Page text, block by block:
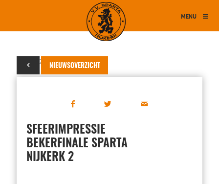
MENU
NIEUWSOVERZICHT
31 mei 2014
SFEERIMPRESSIE
BEKERFINALE SPARTA
NIJKERK 2